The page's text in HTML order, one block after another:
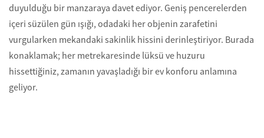
duyulduğu bir manzaraya davet ediyor. Geniş pencerelerden
içeri süzülen gün ışığı, odadaki her objenin zarafetini
vurgularken mekandaki sakinlik hissini derinleştiriyor. Burada
konaklamak; her metrekaresinde lüksü ve huzuru
hissettiğiniz, zamanın yavaşladığı bir ev konforu anlamına
geliyor.